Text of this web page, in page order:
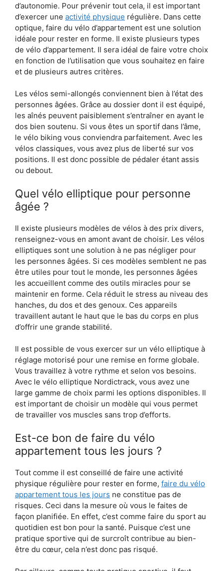
d’autonomie. Pour prévenir tout cela, il est important
d’exercer une activité physique régulière. Dans cette
optique, faire du vélo d’appartement est une solution
idéale pour rester en forme. Il existe plusieurs types
de vélo d’appartement. Il sera idéal de faire votre choix
en fonction de l’utilisation que vous souhaitez en faire
et de plusieurs autres critères.
Les vélos semi-allongés conviennent bien à l’état des
personnes âgées. Grâce au dossier dont il est équipé,
les aînés peuvent paisiblement s’entraîner en ayant le
dos bien soutenu. Si vous êtes un sportif dans l’âme,
le vélo biking vous conviendra parfaitement. Avec les
vélos classiques, vous avez plus de liberté sur vos
positions. Il est donc possible de pédaler étant assis
ou debout.
Quel vélo elliptique pour personne
âgée ?
Il existe plusieurs modèles de vélos à des prix divers,
renseignez-vous en amont avant de choisir. Les vélos
elliptiques sont une solution à ne pas négliger pour
les personnes âgées. Si ces modèles semblent ne pas
être utiles pour tout le monde, les personnes âgées
les accueillent comme des outils miracles pour se
maintenir en forme. Cela réduit le stress au niveau des
hanches, du dos et des genoux. Ces appareils
travaillent autant le haut que le bas du corps en plus
d’offrir une grande stabilité.
Il est possible de vous exercer sur un vélo elliptique à
réglage motorisé pour une remise en forme globale.
Vous travaillez à votre rythme et selon vos besoins.
Avec le vélo elliptique Nordictrack, vous avez une
large gamme de choix parmi les options disponibles. Il
est important de choisir un modèle qui vous permet
de travailler vos muscles sans trop d’efforts.
Est-ce bon de faire du vélo
appartement tous les jours ?
Tout comme il est conseillé de faire une activité
physique régulière pour rester en forme, faire du vélo
appartement tous les jours ne constitue pas de
risques. Ceci dans la mesure où vous le faites de
façon planifiée. En effet, c’est comme faire du sport au
quotidien est bon pour la santé. Puisque c’est une
pratique sportive qui de surcroît contribue au bien-
être du cœur, cela n’est donc pas risqué.